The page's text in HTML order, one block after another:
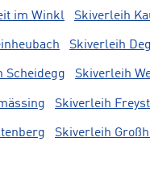
im Winkl Skiverleih
Skiverleih
Scheidegg Skiverleih
Skiverleih
Skiverleih